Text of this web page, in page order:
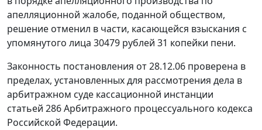
апелляционной жалобе, поданной обществом,
решение отменил в части, касающейся взыскания с
упомянутого лица 30479 рублей 31 копейки пени.
Законность постановления от 28.12.06 проверена в
пределах, установленных для рассмотрения дела в
арбитражном суде кассационной инстанции
статьей 286Арбитражного процессуального кодекса
Российской Федерации.